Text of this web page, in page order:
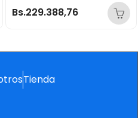
Valorado
con
Bs.229.388,76
Tienda